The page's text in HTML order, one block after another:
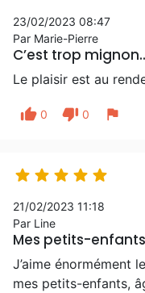
23/02/2023 08:47
Par Marie-Pierre
C’est trop
Le plaisir est au
thumb_up 0 thumb_down 0 flag
    
21/02/2023 11:18
Par Line
Mes petits-
J’aime énormément
mes petits-enfants,